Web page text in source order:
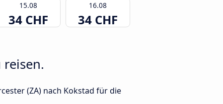
15.08
34 CHF
16.08
34 CHF
(ZA) nach Kokstad für die